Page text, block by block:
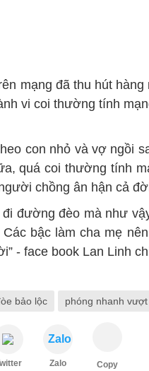
mạng đã thu hút
vi coi thường tính
con nhỏ và vợ ngồi
quá coi thường tính
chồng ân hận cả
đường đèo mà như
bậc làm cha mẹ
- face book Lan Linh
bảo lộc phóng nhanh vượt
Zalo
Zalo Copy